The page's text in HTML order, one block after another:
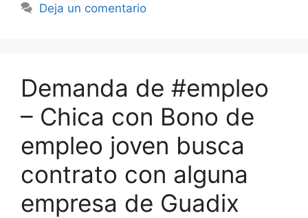
Deja un comentario
Demanda de #empleo
– Chica con Bono de
empleo joven busca
contrato con alguna
empresa de Guadix